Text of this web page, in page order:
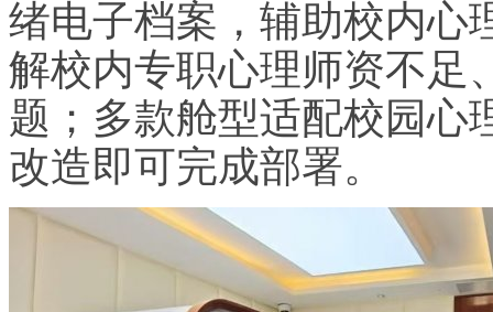
绪电子档案，辅助校内心
解校内专职心理师资不足
题；多款舱型适配校园心
改造即可完成部署。